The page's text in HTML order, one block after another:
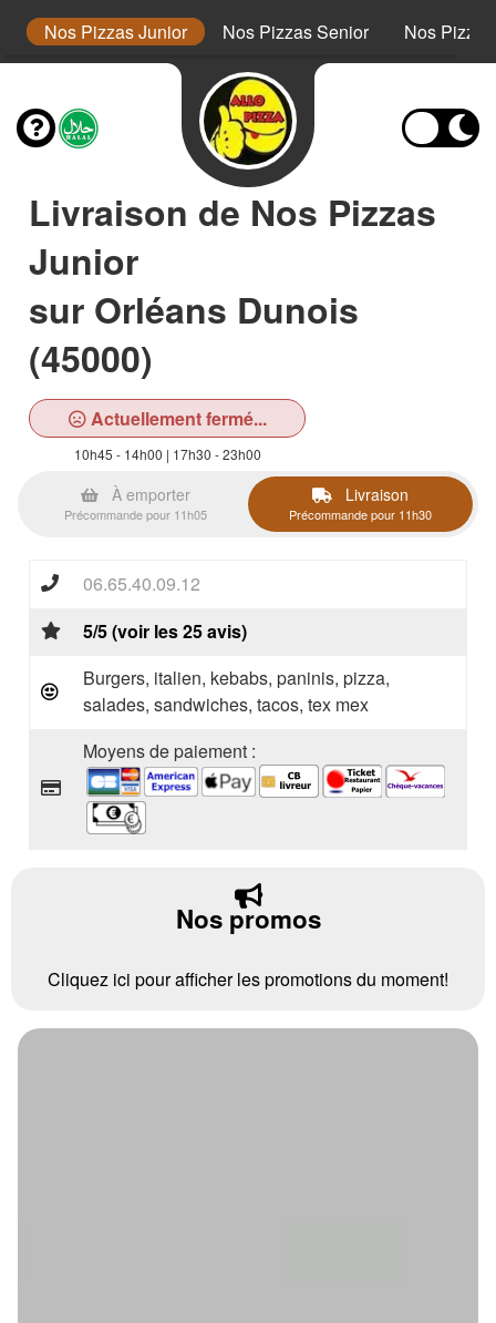
Nos Pizzas Junior Nos Pizzas Senior Nos Pizza
Livraison de Nos Pizzas
Junior
sur Orléans Dunois
(45000)
Actuellement fermé...
10h45 - 14h00 | 17h30 - 23h00
À emporter
Précommande pour 11h05
Livraison
Précommande pour 11h30
06.65.40.09.12
5/5 (voir les 25 avis)
Burgers, italien, kebabs, paninis, pizza,
salades, sandwiches, tacos, tex mex
Moyens de paiement :
Nos promos
Cliquez ici pour afficher les promotions du moment!